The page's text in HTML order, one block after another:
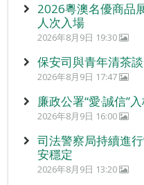
2026粵澳名優商品
人次入場
2026年8月9日 19:30
保安司與青年清茶
2026年8月9日 17:47
廉政公署“愛‧誠信”
2026年8月9日 16:00
司法警察局持續進
安穩定
2026年8月9日 13:20